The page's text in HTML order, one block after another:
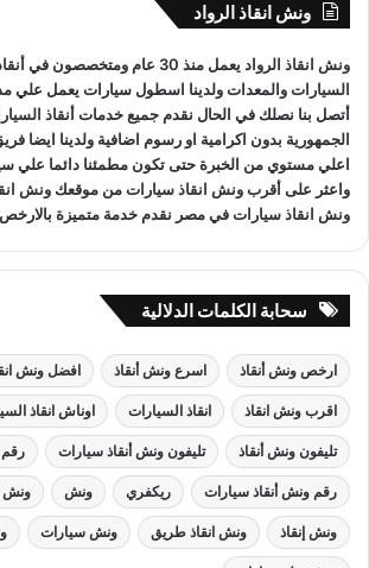
فريق سائقين و وناشين قادرين على التعامل مع
سحب سياراتأورفع سيارات أوإنقاذ سيارات
حادث
ونش انقاذ سيارات الرواد نحن أسرع ونش
خدمةانقاذ السيارات سهل على عملائنا.
ونش انقاذ الرواد
ونش انقاذ الرواد يعمل منذ 30 عام ومتخصصون في
السيارات
أتصل بنا نصلك في الحال نقدم جميع خدماتأنقاذ
الجمهورية بدون اكرامية او رسوم اضافية ولدينا ايضا
اعلي مستوي من الخبرة حتى تكون مطمئنا دائما علي
واعثر علىأقرب ونش انقاذ سياراتمن موقعك ونش
ونش انقاذ سياراتفي مصر نقدم خدمة متميزة
سحابة الكلمات الدلالية
ارخص ونش أنقاذ اسرع ونش أنقاذ افضل ونش
اقرب ونش انقاذ انقاذ السيارات اوناش انقاذ
تليفون ونش أنقاذ تليفون ونش أنقاذ سيارات رقم
رقم ونش أنقاذ سيارات ريكفري ونش ونش
ونش إنقاذ ونش انقاذ طريق ونش سيارات